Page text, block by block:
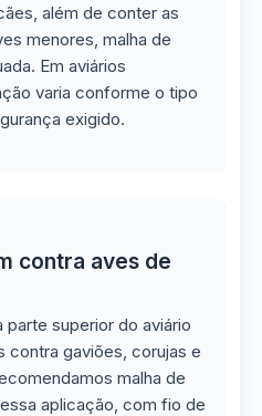
além de conter as
menores, malha de
Em aviários
varia conforme o tipo
exigido.
contra aves de
parte superior do aviário
gaviões, corujas e
malha de
aplicação, com fio de